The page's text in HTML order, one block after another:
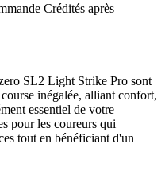
Crédités après
SL2 Light Strike Pro sont
inégalée, alliant confort,
essentiel de votre
pour les coureurs qui
tout en bénéficiant d'un